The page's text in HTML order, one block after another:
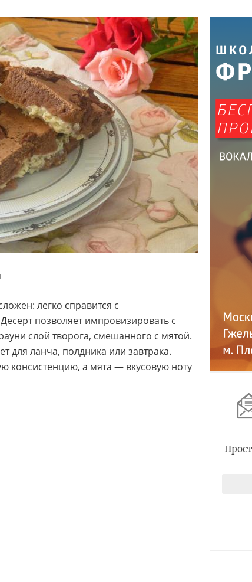
легко справится с
позволяет импровизировать с
слой творога, смешанного с мятой.
для ланча, полдника или завтрака.
консистенцию, а мята — вкусовую ноту